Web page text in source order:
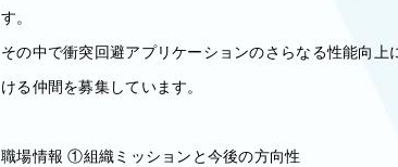
す。
その中で衝突回避アプリケーションのさらなる性能向
ける仲間を募集しています。
職場情報 ①組織ミッションと今後の方向性